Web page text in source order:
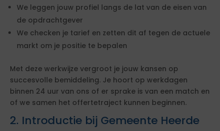
We leggen jouw profiel langs de lat van de eisen van
de opdrachtgever
We checken je tarief en zetten dit af tegen de actuele
markt om je positie te bepalen
Met deze werkwijze vergroot je jouw kansen op
succesvolle bemiddeling. Je hoort op werkdagen
binnen 24 uur van ons of er sprake is van een match en
of we samen het offertetraject kunnen beginnen.
2. Introductie bij Gemeente Heerde